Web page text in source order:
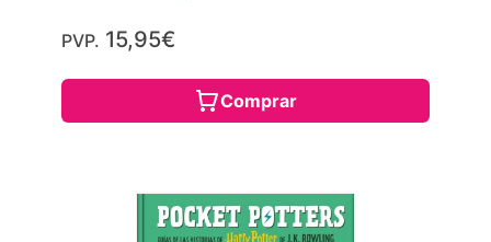
PVP. 15,95€
Comprar